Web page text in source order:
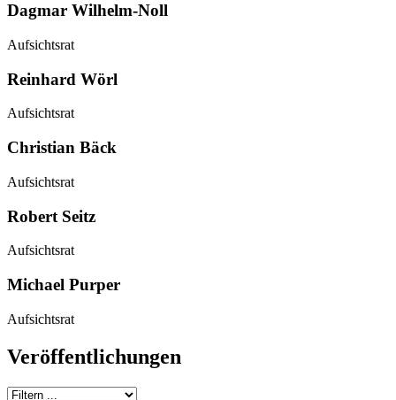
Dagmar Wilhelm-Noll
Aufsichtsrat
Reinhard Wörl
Aufsichtsrat
Christian Bäck
Aufsichtsrat
Robert Seitz
Aufsichtsrat
Michael Purper
Aufsichtsrat
Veröffentlichungen